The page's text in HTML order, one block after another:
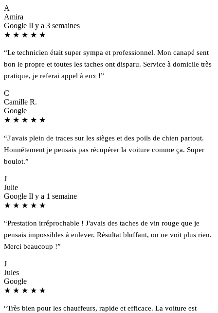
A
Amira
Google Il y a 3 semaines
★ ★ ★ ★ ★
“Le technicien était super sympa et professionnel. Mon canapé sent
bon le propre et toutes les taches ont disparu. Service à domicile très
pratique, je referai appel à eux !”
C
Camille R.
Google
★ ★ ★ ★ ★
“J'avais plein de traces sur les sièges et des poils de chien partout.
Honnêtement je pensais pas récupérer la voiture comme ça. Super
boulot.”
J
Julie
Google Il y a 1 semaine
★ ★ ★ ★ ★
“Prestation irréprochable ! J'avais des taches de vin rouge que je
pensais impossibles à enlever. Résultat bluffant, on ne voit plus rien.
Merci beaucoup !”
J
Jules
Google
★ ★ ★ ★ ★
“Très bien pour les chauffeurs, rapide et efficace. La voiture est